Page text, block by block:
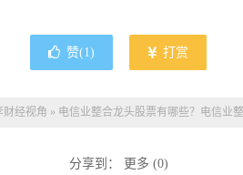
赞(1) 打赏
财经视角 » 电信业整合龙头股票有哪些？电信业
分享到： 更多 (0)